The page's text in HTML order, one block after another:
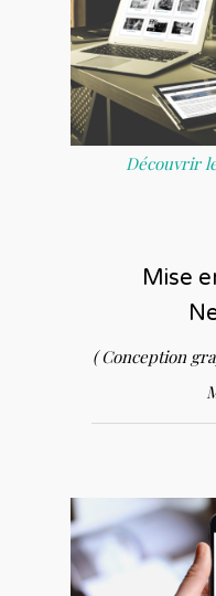
Découvrir
Mise
( Conception